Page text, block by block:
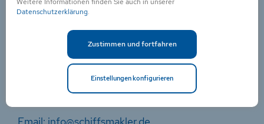
Zentralverband Deutscher Schiffsmakler
Schopenstehl 15
20095 Hamburg
Telefon: +49 40 32 60 82
Zustimmen und fortfahren
Einstellungen konfigurieren
Datenschutzerklärung.